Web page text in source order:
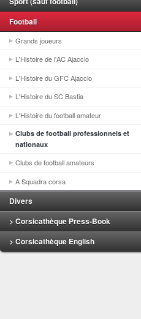
Football
Grands joueurs
L'Histoire de l'AC Ajaccio
L'Histoire du GFC Ajaccio
L'Histoire du SC Bastia
L'Histoire du football amateur
Clubs de football professionnels et
nationaux
Clubs de football amateurs
A Squadra corsa
Divers
> Corsicathèque Press-Book
> Corsicathèque English